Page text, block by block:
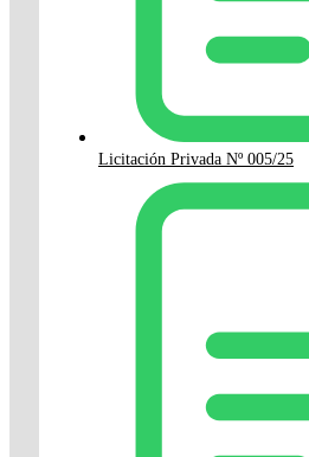
Licitación Privada Nº 005/25